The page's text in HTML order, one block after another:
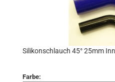
Silikonschlauch 45° 25mm
Farbe: